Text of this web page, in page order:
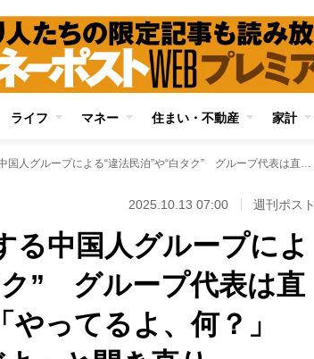
ライフ マネー 住まい・不動産 家計
晴海フラッグで横行する中国人グループによる“違法民泊”や“白タク” グループ代表は直撃に「警察呼べよ」「やってるよ、何？」「家賃は月600万円だよ」と開き直り
2025.10.13 07:00 週刊ポスト
る中国人グループによ
ク” グループ代表は直
ってるよ、何？」